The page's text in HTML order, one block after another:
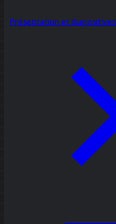
Présentation et diapositives